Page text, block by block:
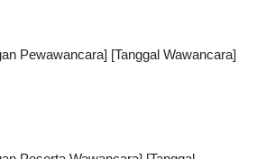
Pewawancara] [Tanggal Wawancara]